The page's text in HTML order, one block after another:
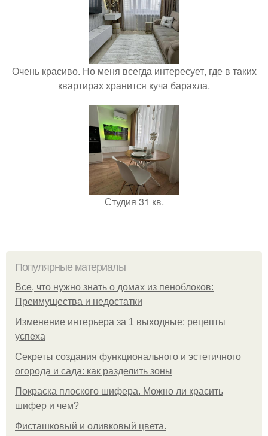
Очень красиво. Но меня всегда интересует, где в таких
квартирах хранится куча барахла.
Студия 31 кв.
Популярные материалы
Все, что нужно знать о домах из пеноблоков:
Преимущества и недостатки
Изменение интерьера за 1 выходные: рецепты
успеха
Секреты создания функционального и эстетичного
огорода и сада: как разделить зоны
Покраска плоского шифера. Можно ли красить
шифер и чем?
Фисташковый и оливковый цвета.